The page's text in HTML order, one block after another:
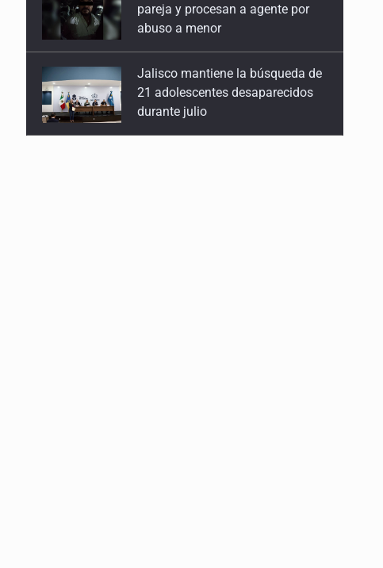
21 adolescentes desaparecidos
durante julio
SSPC, participa en búsqueda de
Ricardo Cabezas Talavera